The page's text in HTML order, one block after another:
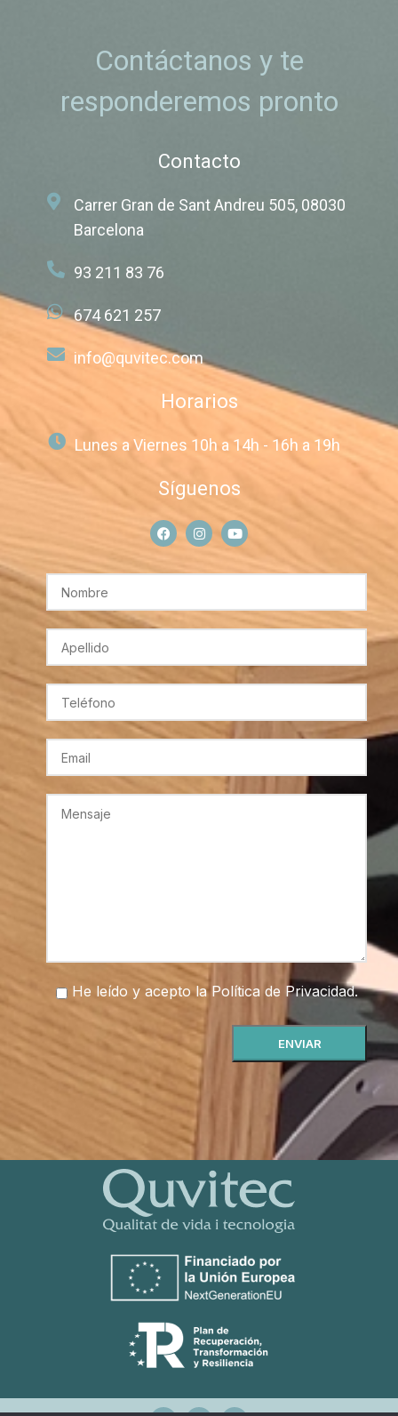
Contáctanos y te
responderemos pronto
Contacto
Carrer Gran de Sant Andreu 505, 08030
Barcelona
93 211 83 76
674 621 257
info@quvitec.com
Horarios
Lunes a Viernes 10h a 14h - 16h a 19h
Síguenos
He leído y acepto laPolítica de Privacidad.